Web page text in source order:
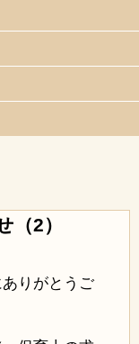
2）
りがとうご